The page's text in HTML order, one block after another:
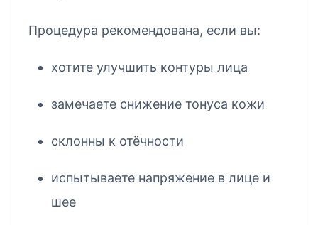
Процедура рекомендована, если вы:
хотите улучшить контуры лица
замечаете снижение тонуса кожи
склонны к отёчности
испытываете напряжение в лице и
шее